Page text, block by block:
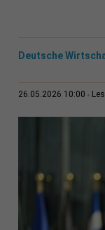
Deutsche
26.05.2026 10:00